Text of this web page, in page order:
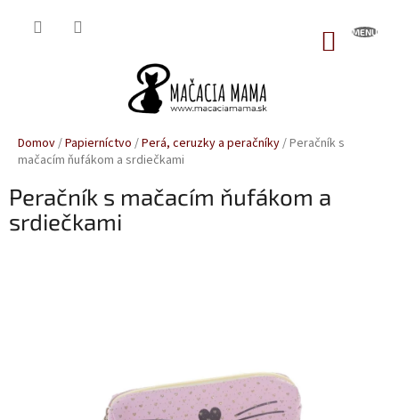
Domov/Papierníctvo /Perá, ceruzky a peračníky/Peračník s
mačacím ňufákom a srdiečkami
Peračník s mačacím ňufákom a
srdiečkami